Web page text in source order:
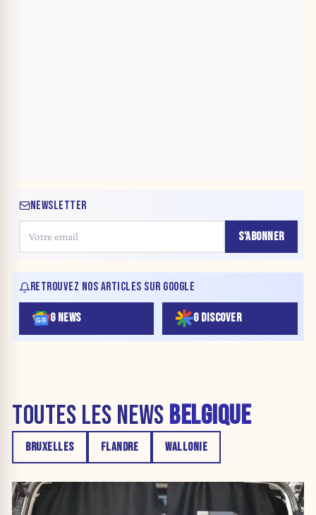
NEWSLETTER
S'ABONNER
RETROUVEZ NOS ARTICLES SUR GOOGLE
G NEWS G DISCOVER
TOUTES LES NEWS BELGIQUE
BRUXELLES FLANDRE WALLONIE